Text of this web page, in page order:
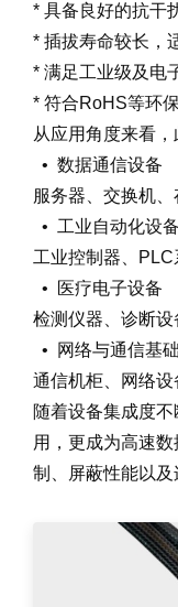
* 具备良好的抗干
* 插拔寿命较长，
* 满足工业级及电
* 符合RoHS等环
从应用角度来看，
• 数据通信设备
服务器、交换机、
• 工业自动化设备
工业控制器、PLC
• 医疗电子设备
检测仪器、诊断设
• 网络与通信基
通信机柜、网络设
随着设备集成度
用，更成为高速
制、屏蔽性能以及